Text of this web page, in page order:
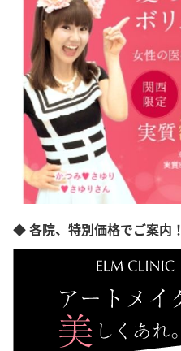
◆ 各院、特別価格でご案内！